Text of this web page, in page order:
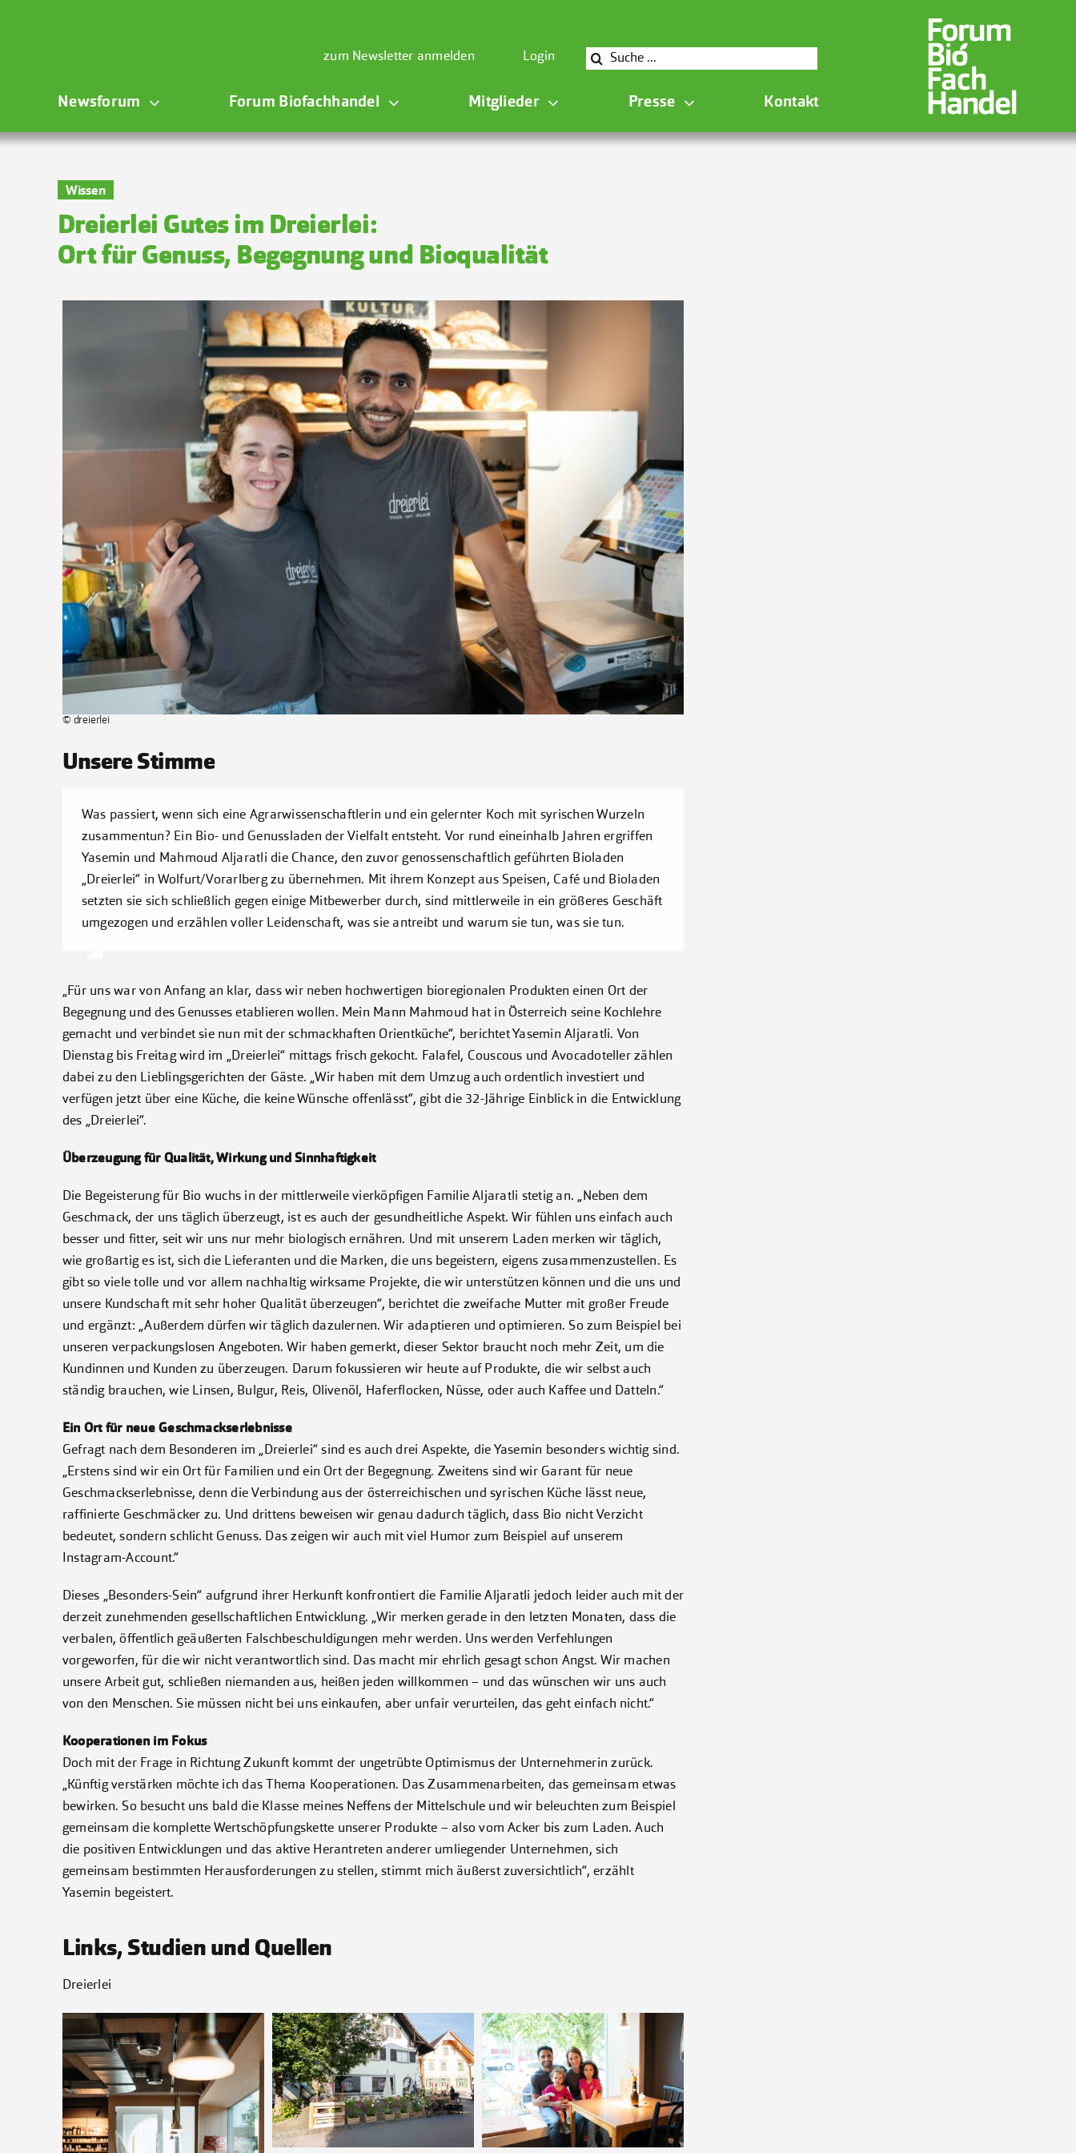
zum Newsletter anmelden Login
Suche
Newsforum Forum Biofachhandel Mitglieder Presse Kontakt
Wissen
Dreierlei Gutes im Dreierlei:
Ort für Genuss, Begegnung und Bioqualität
© dreierlei
Unsere Stimme
Was passiert, wenn sich eine Agrarwissenschaftlerin und ein gelernter Koch mit syrischen Wurzeln
zusammentun? Ein Bio- und Genussladen der Vielfalt entsteht. Vor rund eineinhalb Jahren ergriffen
Yasemin und Mahmoud Aljaratli die Chance, den zuvor genossenschaftlich geführten Bioladen
„Dreierlei“ in Wolfurt/Vorarlberg zu übernehmen. Mit ihrem Konzept aus Speisen, Café und Bioladen
setzten sie sich schließlich gegen einige Mitbewerber durch, sind mittlerweile in ein größeres Geschäft
umgezogen und erzählen voller Leidenschaft, was sie antreibt und warum sie tun, was sie tun.
„Für uns war von Anfang an klar, dass wir neben hochwertigen bioregionalen Produkten einen Ort der
Begegnung und des Genusses etablieren wollen. Mein Mann Mahmoud hat in Österreich seine Kochlehre
gemacht und verbindet sie nun mit der schmackhaften Orientküche“, berichtet Yasemin Aljaratli. Von
Dienstag bis Freitag wird im „Dreierlei“ mittags frisch gekocht. Falafel, Couscous und Avocadoteller zählen
dabei zu den Lieblingsgerichten der Gäste. „Wir haben mit dem Umzug auch ordentlich investiert und
verfügen jetzt über eine Küche, die keine Wünsche offenlässt“, gibt die 32-Jährige Einblick in die Entwicklung
des „Dreierlei“.
Überzeugung für Qualität, Wirkung und Sinnhaftigkeit
Die Begeisterung für Bio wuchs in der mittlerweile vierköpfigen Familie Aljaratli stetig an. „Neben dem
Geschmack, der uns täglich überzeugt, ist es auch der gesundheitliche Aspekt. Wir fühlen uns einfach auch
besser und fitter, seit wir uns nur mehr biologisch ernähren. Und mit unserem Laden merken wir täglich,
wie großartig es ist, sich die Lieferanten und die Marken, die uns begeistern, eigens zusammenzustellen. Es
gibt so viele tolle und vor allem nachhaltig wirksame Projekte, die wir unterstützen können und die uns und
unsere Kundschaft mit sehr hoher Qualität überzeugen“, berichtet die zweifache Mutter mit großer Freude
und ergänzt: „Außerdem dürfen wir täglich dazulernen. Wir adaptieren und optimieren. So zum Beispiel bei
unseren verpackungslosen Angeboten. Wir haben gemerkt, dieser Sektor braucht noch mehr Zeit, um die
Kundinnen und Kunden zu überzeugen. Darum fokussieren wir heute auf Produkte, die wir selbst auch
ständig brauchen, wie Linsen, Bulgur, Reis, Olivenöl, Haferflocken, Nüsse, oder auch Kaffee und Datteln.“
Ein Ort für neue Geschmackserlebnisse
Gefragt nach dem Besonderen im „Dreierlei“ sind es auch drei Aspekte, die Yasemin besonders wichtig sind.
„Erstens sind wir ein Ort für Familien und ein Ort der Begegnung. Zweitens sind wir Garant für neue
Geschmackserlebnisse, denn die Verbindung aus der österreichischen und syrischen Küche lässt neue,
raffinierte Geschmäcker zu. Und drittens beweisen wir genau dadurch täglich, dass Bio nicht Verzicht
bedeutet, sondern schlicht Genuss. Das zeigen wir auch mit viel Humor zum Beispiel auf unserem
Instagram-Account.“
Dieses „Besonders-Sein“ aufgrund ihrer Herkunft konfrontiert die Familie Aljaratli jedoch leider auch mit der
derzeit zunehmenden gesellschaftlichen Entwicklung. „Wir merken gerade in den letzten Monaten, dass die
verbalen, öffentlich geäußerten Falschbeschuldigungen mehr werden. Uns werden Verfehlungen
vorgeworfen, für die wir nicht verantwortlich sind. Das macht mir ehrlich gesagt schon Angst. Wir machen
unsere Arbeit gut, schließen niemanden aus, heißen jeden willkommen – und das wünschen wir uns auch
von den Menschen. Sie müssen nicht bei uns einkaufen, aber unfair verurteilen, das geht einfach nicht.“
Kooperationen im Fokus
Doch mit der Frage in Richtung Zukunft kommt der ungetrübte Optimismus der Unternehmerin zurück.
„Künftig verstärken möchte ich das Thema Kooperationen. Das Zusammenarbeiten, das gemeinsam etwas
bewirken. So besucht uns bald die Klasse meines Neffens der Mittelschule und wir beleuchten zum Beispiel
gemeinsam die komplette Wertschöpfungskette unserer Produkte – also vom Acker bis zum Laden. Auch
die positiven Entwicklungen und das aktive Herantreten anderer umliegender Unternehmen, sich
gemeinsam bestimmten Herausforderungen zu stellen, stimmt mich äußerst zuversichtlich“, erzählt
Yasemin begeistert.
Links, Studien und Quellen
Dreierlei